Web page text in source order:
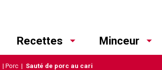
Recettes Minceur
| Porc | Sauté de porc au cari